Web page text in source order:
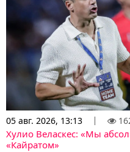
05 авг. 2026, 13:13
Хулио Веласкес: «Мы
«Кайратом»